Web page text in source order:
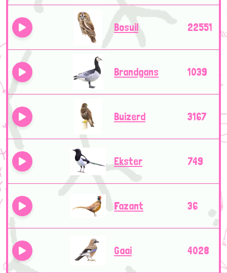
Bosuil 22551
Brandgans 1039
Buizerd 3167
Ekster 749
Fazant 36
Gaai 4028